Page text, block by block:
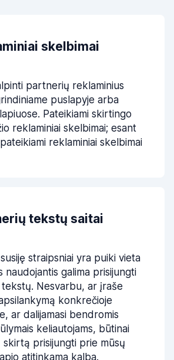
skelbimai
partnerių reklaminius
puslapyje arba
Pateikiami skirtingo
reklaminiai skelbimai; esant
reklaminiai skelbimai
tekstų saitai
straipsniai yra puiki vieta
naudojantis galima prisijungti
Nesvarbu, ar įraše
konkrečioje
ar dalijamasi bendromis
keliautojams, būtinai
prisijungti prie mūsų
atitinkama kalba.